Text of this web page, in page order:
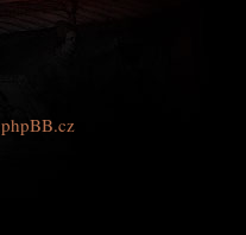
phpBB.cz